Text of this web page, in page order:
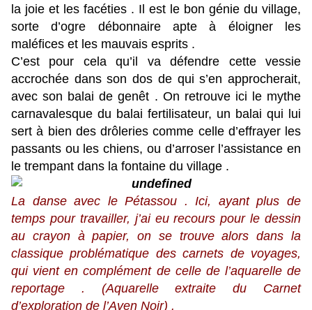
la joie et les facéties . Il est le bon génie du village,
sorte d’ogre débonnaire apte à éloigner les
maléfices et les mauvais esprits .
C’est pour cela qu’il va défendre cette vessie
accrochée dans son dos de qui s’en approcherait,
avec son balai de genêt . On retrouve ici le mythe
carnavalesque du balai fertilisateur, un balai qui lui
sert à bien des drôleries comme celle d’effrayer les
passants ou les chiens, ou d’arroser l’assistance en
le trempant dans la fontaine du village .
La danse avec le Pétassou . Ici, ayant plus de
temps pour travailler, j’ai eu recours pour le dessin
au crayon à papier, on se trouve alors dans la
classique problématique des carnets de voyages,
qui vient en complément de celle de l’aquarelle de
reportage . (Aquarelle extraite du Carnet
d’exploration de l’Aven Noir) .